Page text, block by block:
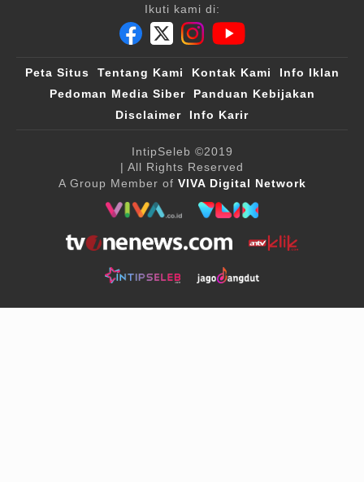
Ikuti kami di:
Peta Situs Tentang Kami Kontak Kami
Info Iklan
Pedoman Media Siber
Panduan Kebijakan
Disclaimer
Info Karir
IntipSeleb ©2019
| All Rights Reserved
A Group Member of VIVA Digital Network